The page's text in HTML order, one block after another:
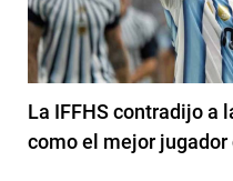
La IFFHS contradijo a
como el mejor